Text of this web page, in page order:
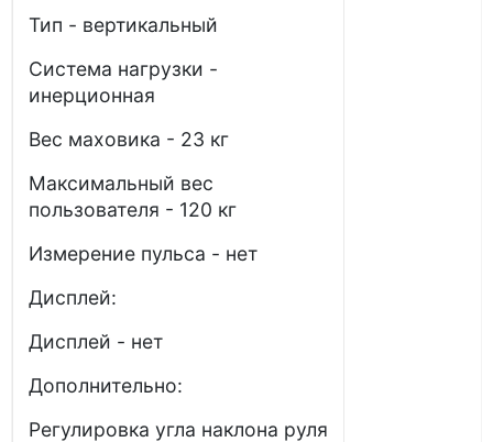
Тип - вертикальный
Система нагрузки -
инерционная
Вес маховика - 23 кг
Максимальный вес
пользователя - 120 кг
Измерение пульса - нет
Дисплей:
Дисплей - нет
Дополнительно:
Регулировка угла наклона руля